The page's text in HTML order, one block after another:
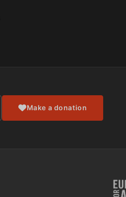
Make a donation